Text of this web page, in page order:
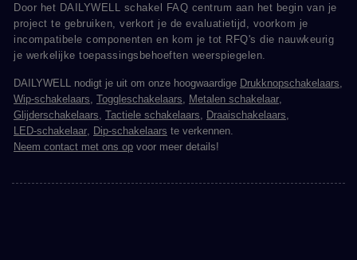
Door het DAILYWELL schakel FAQ centrum aan het begin van je
project te gebruiken, verkort je de evaluatietijd, voorkom je
incompatibele componenten en kom je tot RFQ's die nauwkeurig
je werkelijke toepassingsbehoeften weerspiegelen.
DAILYWELL nodigt je uit om onze hoogwaardige Drukknopschakelaars
Wip-schakelaars Toggleschakelaars Metalen schakelaar
Glijderschakelaars Tactiele schakelaars Draaischakelaars
LED-schakelaar
Dip-schakelaars te verkennen.
Neem contact met ons op voor meer details!